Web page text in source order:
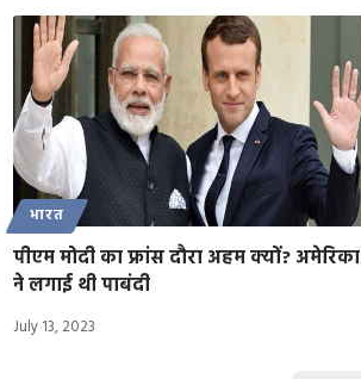
भारत
पीएम मोदी का फ्रांस दौरा अहम क्यों? अमेरिका
ने लगाई थी पाबंदी
July 13, 2023